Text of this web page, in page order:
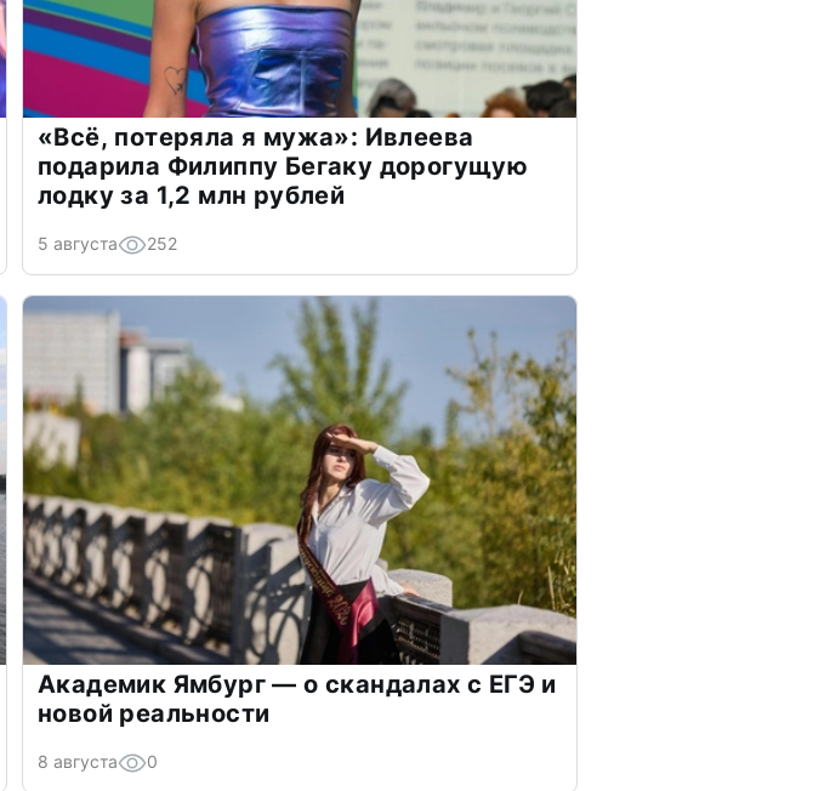
«Всё, потеряла я мужа»: Ивлеева
подарила Филиппу Бегаку дорогущую
лодку за 1,2 млн рублей
5 августа 252
Академик Ямбург — о скандалах с ЕГЭ и
новой реальности
8 августа 0